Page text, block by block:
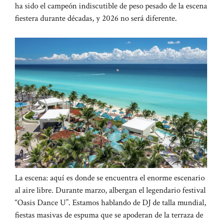
ha sido el campeón indiscutible de peso pesado de la escena
fiestera durante décadas, y 2026 no será diferente.
La escena: aquí es donde se encuentra el enorme escenario
al aire libre. Durante marzo, albergan el legendario festival
“Oasis Dance U”. Estamos hablando de DJ de talla mundial,
fiestas masivas de espuma que se apoderan de la terraza de